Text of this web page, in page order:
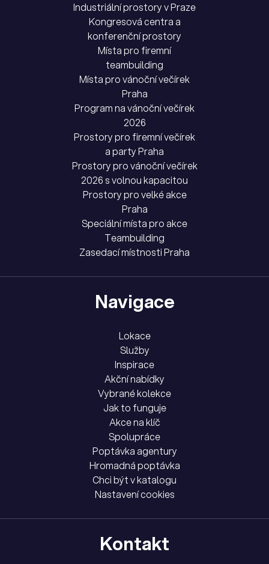
Industriální prostory v Praze
Kongresová centra a
konferenční prostory
Místa pro firemní
teambuilding
Místa pro vánoční večírek
Praha
Program na vánoční večírek
2026
Prostory pro firemní večírek
a party Praha
Prostory pro vánoční večírek
2026 s volnou kapacitou
Prostory pro velké akce
Praha
Speciální místa pro akce
Teambuilding
Zasedací místnosti Praha
Navigace
Lokace
Služby
Inspirace
Akční nabídky
Vybrané kolekce
Jak to funguje
Akce na klíč
Spolupráce
Poptávka agentury
Hromadná poptávka
Chci být v katalogu
Nastavení cookies
Kontakt